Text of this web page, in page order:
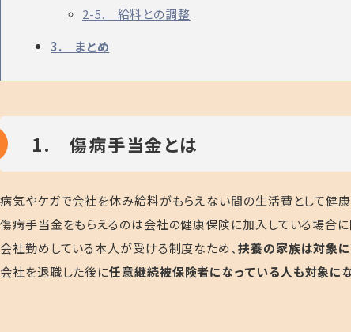
2-5. 給料との調整
3. まとめ
1. 傷病手当金とは
病気やケガで会社を休み給料がもらえない間の生活費として健
傷病手当金をもらえるのは会社の健康保険に加入している場合に
会社勤めしている本人が受ける制度なため、扶養の家族は対象
会社を退職した後に任意継続被保険者になっている人も対象に